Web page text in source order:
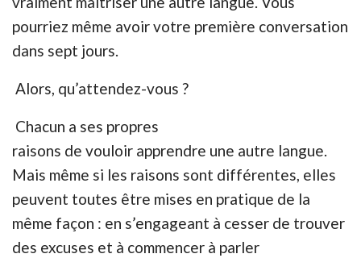
pourriez même avoir votre première conversation
dans sept jours.
Alors, qu’attendez-vous ?
Chacun a ses propres
raisons de vouloir apprendre une autre langue.
Mais même si les raisons sont différentes, elles
peuvent toutes être mises en pratique de la
même façon : en s’engageant à cesser de trouver
des excuses et à commencer à parler